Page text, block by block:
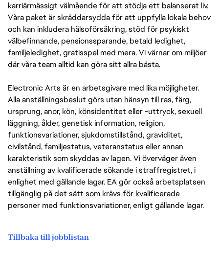
karriärmässigt välmående för att stödja ett balanserat liv.
Våra paket är skräddarsydda för att uppfylla lokala behov
och kan inkludera hälsoförsäkring, stöd för psykiskt
välbefinnande, pensionssparande, betald ledighet,
familjeledighet, gratisspel med mera. Vi värnar om miljöer
där våra team alltid kan göra sitt allra bästa.
Electronic Arts är en arbetsgivare med lika möjligheter.
Alla anställningsbeslut görs utan hänsyn till ras, färg,
ursprung, anor, kön, könsidentitet eller -uttryck, sexuell
läggning, ålder, genetisk information, religion,
funktionsvariationer, sjukdomstillstånd, graviditet,
civilstånd, familjestatus, veteranstatus eller annan
karakteristik som skyddas av lagen. Vi överväger även
anställning av kvalificerade sökande i straffregistret, i
enlighet med gällande lagar. EA gör också arbetsplatsen
tillgänglig på det sätt som krävs för kvalificerade
personer med funktionsvariationer, enligt gällande lagar.
Tillbaka till jobblistan